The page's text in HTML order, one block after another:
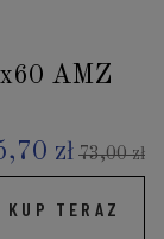
AMZ
zł 73,00 zł
KUP TERAZ